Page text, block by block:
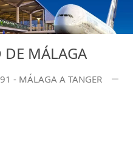
DE MÁLAGA
- MÁLAGA A TANGER